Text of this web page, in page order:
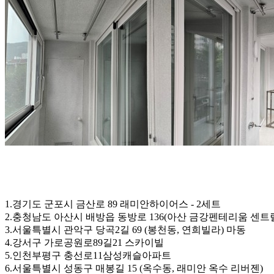
1.경기도 군포시 금산로 89 래미안하이어스 - 2세트
2.충청남도 아산시 배방읍 동방로 136(아산 금강펜테리움 센트
3.서울특별시 관악구 당곡2길 69 (봉천동, 연희빌라) 마동
4.강서구 가로공원로89길21 스카이빌
5.인천부평구 충선로11삼성캐슬아파트
6.서울특별시 성동구 매봉길 15 (옥수동, 래미안 옥수 리버젠)